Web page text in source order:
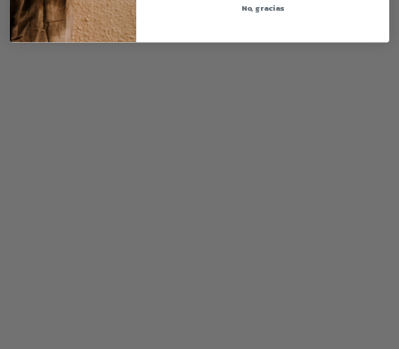
No, gracias